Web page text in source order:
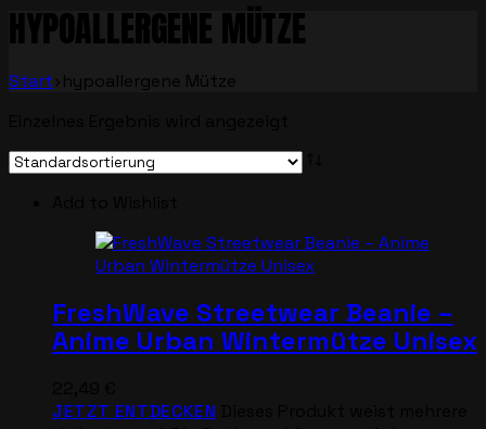
HYPOALLERGENE MÜTZE
Start hypoallergene Mütze
FreshWave Streetwear Beanie –
Anime Urban Wintermütze Unisex
JETZT ENTDECKEN